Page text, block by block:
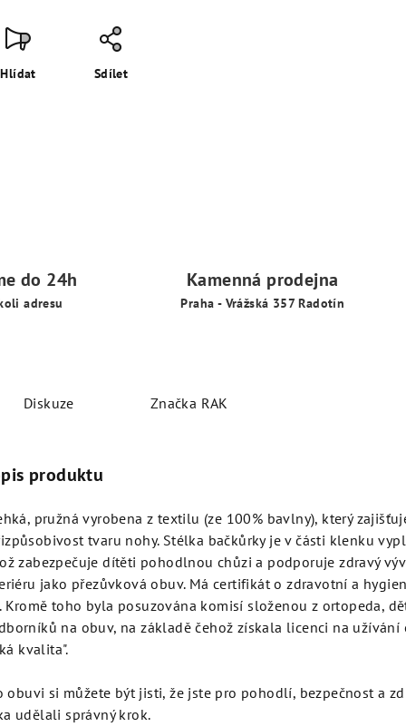
Hlídat Sdílet
do 24h
adresu
Kamenná prodejna
Praha - Vrážská 357 Radotín
Diskuze Značka RAK
produktu
pružná vyrobena z textilu (ze 100% bavlny), který
tvaru nohy. Stélka bačkůrky je v části klenku
zabezpečuje dítěti pohodlnou chůzi a podporuje zdravý
jako přezůvková obuv. Má certifikát o zdravotní a
Kromě toho byla posuzována komisí složenou z ortopeda,
na obuv, na základě čehož získala licenci na užívání
kvalita".
obuvi si můžete být jisti, že jste pro pohodlí, bezpečnost a
udělali správný krok.